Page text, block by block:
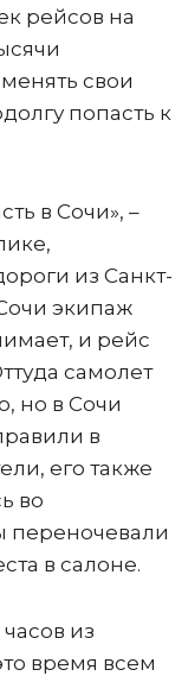
рейсов на
свои
попасть к
в Сочи», –
из Санкт-
экипаж
и рейс
самолет
но в Сочи
в
его также
во
переночевали
в салоне.
из
время всем